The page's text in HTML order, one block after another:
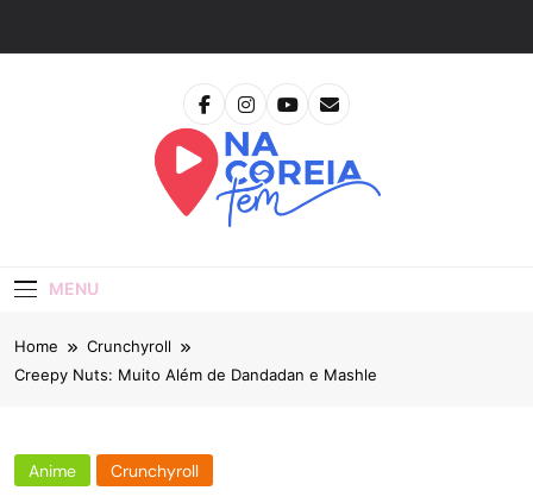
MENU
Home
Crunchyroll
Creepy Nuts: Muito Além de Dandadan e Mashle
Anime Crunchyroll